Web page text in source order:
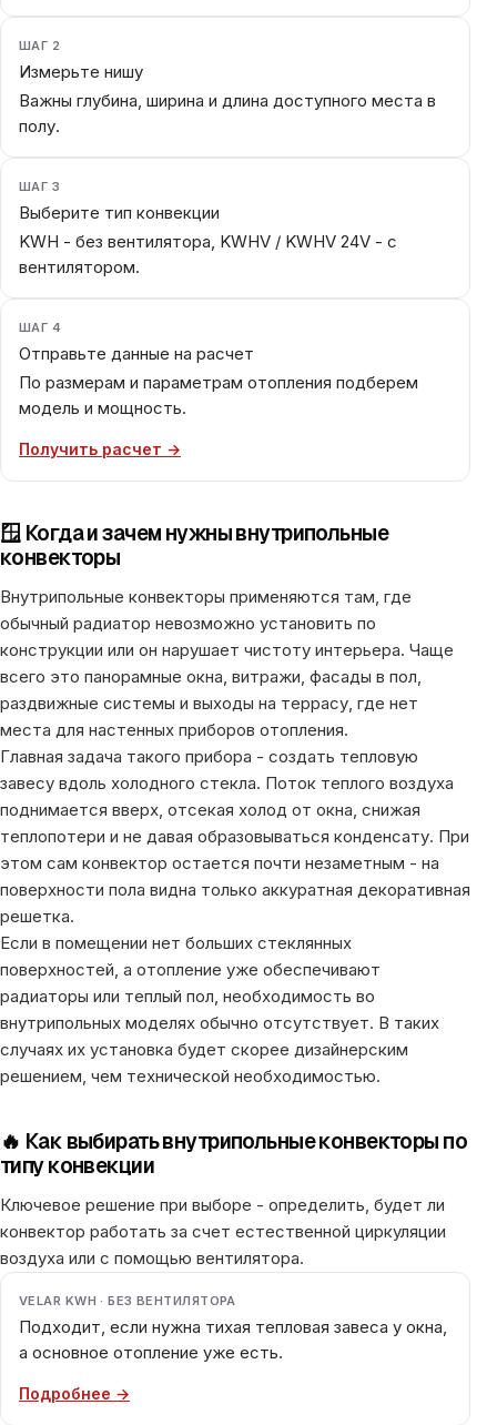
ШАГ 2
Измерьте нишу
Важны глубина, ширина и длина доступного места в
полу.
ШАГ 3
Выберите тип конвекции
KWH - без вентилятора, KWHV / KWHV 24V - с
вентилятором.
ШАГ 4
Отправьте данные на расчет
По размерам и параметрам отопления подберем
модель и мощность.
Получить расчет →
🪟 Когда и зачем нужны внутрипольные
конвекторы
Внутрипольные конвекторы применяются там, где
обычный радиатор невозможно установить по
конструкции или он нарушает чистоту интерьера. Чаще
всего это панорамные окна, витражи, фасады в пол,
раздвижные системы и выходы на террасу, где нет
места для настенных приборов отопления.
Главная задача такого прибора - создать тепловую
завесу вдоль холодного стекла. Поток теплого воздуха
поднимается вверх, отсекая холод от окна, снижая
теплопотери и не давая образовываться конденсату. При
этом сам конвектор остается почти незаметным - на
поверхности пола видна только аккуратная декоративная
решетка.
Если в помещении нет больших стеклянных
поверхностей, а отопление уже обеспечивают
радиаторы или теплый пол, необходимость во
внутрипольных моделях обычно отсутствует. В таких
случаях их установка будет скорее дизайнерским
решением, чем технической необходимостью.
🔥 Как выбирать внутрипольные конвекторы по
типу конвекции
Ключевое решение при выборе - определить, будет ли
конвектор работать за счет естественной циркуляции
воздуха или с помощью вентилятора.
VELAR KWH · БЕЗ ВЕНТИЛЯТОРА
Подходит, если нужна тихая тепловая завеса у окна,
а основное отопление уже есть.
Подробнее →